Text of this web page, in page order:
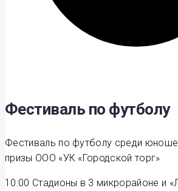
Фестиваль по футболу
Фестиваль по футболу среди
призы ООО «УК «Городской торг»
10:00 Стадионы в 3 микрорайоне и